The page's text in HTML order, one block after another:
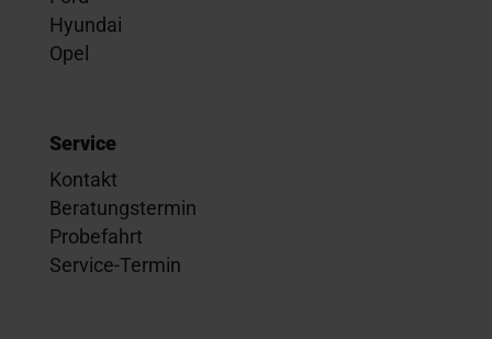
Hyundai
Opel
Service
Kontakt
Beratungstermin
Probefahrt
Service-Termin